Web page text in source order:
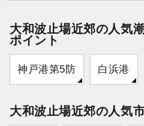
大和波止場近郊の人気
ポイント
神戸港第5防 白浜港
大和波止場近郊の人気